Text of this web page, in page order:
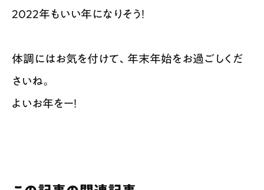
2022年もいい年になりそう！
体調にはお気を付けて、年末年始をお過ごしくだ
さいね。
よいお年をー！